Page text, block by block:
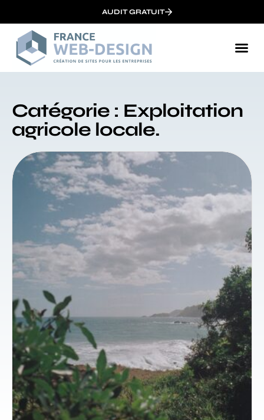
AUDIT GRATUIT
Catégorie : Exploitation
agricole locale.